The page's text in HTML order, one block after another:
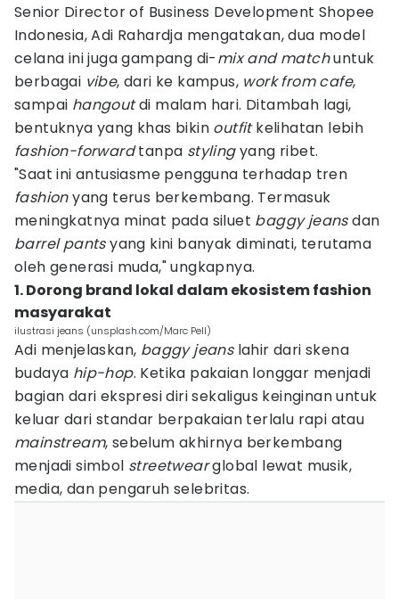
Senior Director of Business Development Shopee
Indonesia, Adi Rahardja mengatakan, dua model
celana ini juga gampang di-mix and matchuntuk
berbagai vibe, dari ke kampus, work from cafe,
sampai hangoutdi malam hari. Ditambah lagi,
bentuknya yang khas bikin outfitkelihatan lebih
fashion-forwardtanpa stylingyang ribet.
"Saat ini antusiasme pengguna terhadap tren
fashionyang terus berkembang. Termasuk
meningkatnya minat pada siluet baggy jeansdan
barrel pantsyang kini banyak diminati, terutama
oleh generasi muda," ungkapnya.
1. Dorong brand lokal dalam ekosistem fashion
masyarakat
ilustrasi jeans (unsplash.com/Marc Pell)
Adi menjelaskan, baggy jeans lahir dari skena
budaya hip-hop. Ketika pakaian longgar menjadi
bagian dari ekspresi diri sekaligus keinginan untuk
keluar dari standar berpakaian terlalu rapi atau
mainstream, sebelum akhirnya berkembang
menjadi simbol streetwearglobal lewat musik,
media, dan pengaruh selebritas.